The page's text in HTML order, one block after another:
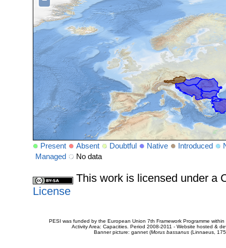
Present Absent Doubtful Native Introduced
Managed
No data
This work is licensed under a
License
PESI was funded by the European Union 7th Framework Programme
Activity Area: Capacities. Period 2008-2011 - Website hosted &
Banner picture: gannet (Morus bassanus(Linnaeus,